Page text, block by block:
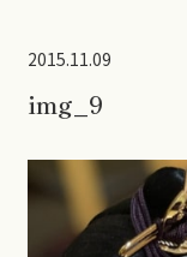
2015.11.09
img_9